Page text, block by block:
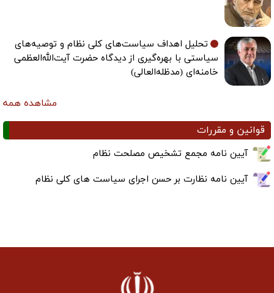
تحلیل اهداف سیاست‌های کلی نظام و توصیه‌های
سیاستی با بهره‌گیری از دیدگاه حضرت آیت‌الله‌العظمی
خامنه‌ای (مدظله‌العالی)
مشاهده همه
قوانین و مقررات
آیین نامه مجمع تشخیص مصلحت نظام
آیین نامه نظارت بر حسن اجرای سیاست های کلی نظام